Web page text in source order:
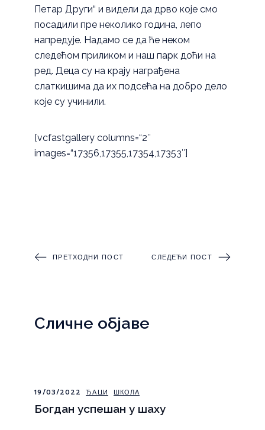
Петар Други“ и видели да дрво које смо
посадили пре неколико година, лепо
напредује. Надамо се да ће неком
следећом приликом и наш парк доћи на
ред. Деца су на крају награђена
слаткишима да их подсећа на добро дело
које су учинили.
[vcfastgallery columns=“2″
images=“17356,17355,17354,17353″]
ПРЕТХОДНИ ПОСТ СЛЕДЕЋИ ПОСТ
Сличне објаве
19/03/2022 ЂАЦИ ШКОЛА
Богдан успешан у шаху